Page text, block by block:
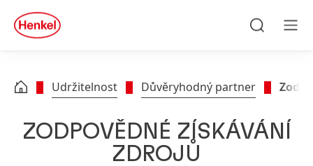
Skip to footer
quick
search
Udržitelnost Důvěryhodný partner
ZODPOVĚDNÉ ZÍSKÁVÁNÍ
ZDROJŮ